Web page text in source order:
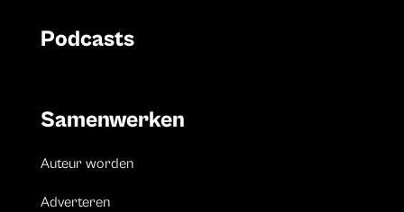
Podcasts
Samenwerken
Auteur worden
Adverteren